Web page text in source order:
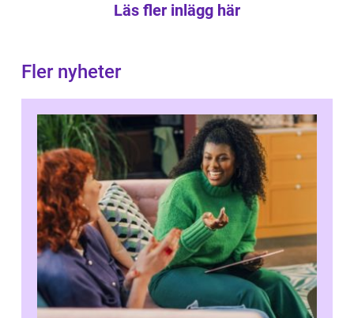
Läs fler inlägg här
Fler nyheter